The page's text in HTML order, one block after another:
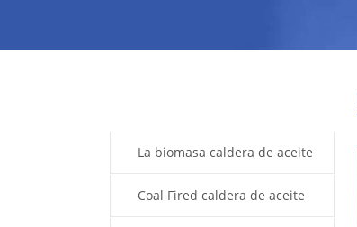
La biomasa caldera de aceite
térmicoCoal Fired caldera de aceite